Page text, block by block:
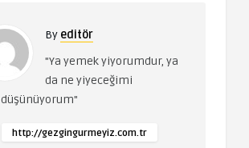
By editör
"Ya yemek yiyorumdur, ya
da ne yiyeceğimi
düşünüyorum"
http://gezgingurmeyiz.com.tr